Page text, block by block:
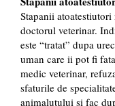
Stapanii
doctorul veterinar.
este “tratat” dupa
uman care ii pot fi
medic veterinar,
sfaturile de
animalutului si fac